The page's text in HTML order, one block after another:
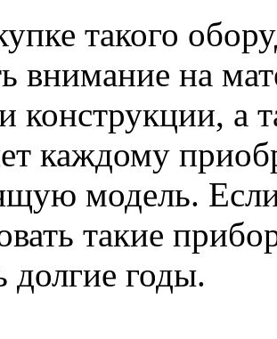
такого
внимание на
конструкции, а
каждому
модель.
такие
долгие годы.